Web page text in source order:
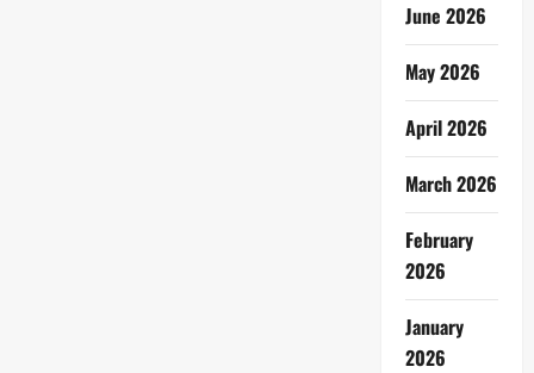
June 2026
May 2026
April 2026
March 2026
February
2026
January
2026